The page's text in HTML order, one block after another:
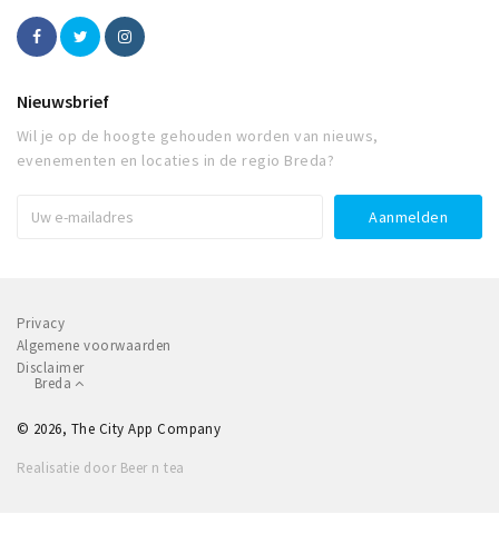
Nieuwsbrief
Wil je op de hoogte gehouden worden van nieuws,
evenementen en locaties in de regio Breda?
Privacy
Algemene voorwaarden
Disclaimer
Breda
© 2026, The City App Company
Realisatie door Beer n tea